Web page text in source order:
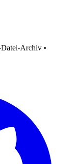
Datei-Archiv •